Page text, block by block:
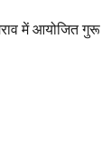
में आयोजित गुरू